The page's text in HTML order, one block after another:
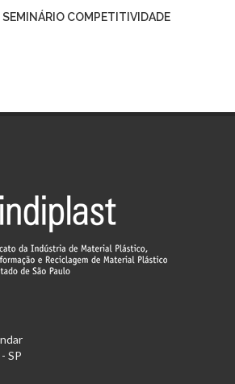
COMPETITIVIDADE
SP